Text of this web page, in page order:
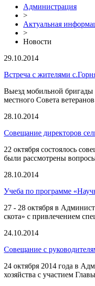
Администрация
>
Актуальная
>
Новости
29.10.2014
Встреча с жителями
Выезд мобильной бригады
местного Совета
28.10.2014
Совещание директоров
22 октября состоялось
были рассмотрены
28.10.2014
Учеба по программе
27 - 28 октября в
скота» с привлечением
24.10.2014
Совещание с
24 октября 2014 года в
хозяйства с участием